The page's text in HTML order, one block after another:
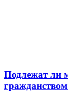
Подлежат ли